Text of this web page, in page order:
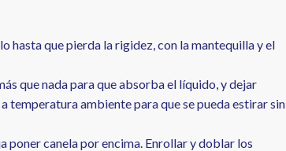
hasta que pierda la rigidez, con la mantequilla y el
que nada para que absorba el líquido, y dejar
temperatura ambiente para que se pueda estirar sin
poner canela por encima. Enrollar y doblar los